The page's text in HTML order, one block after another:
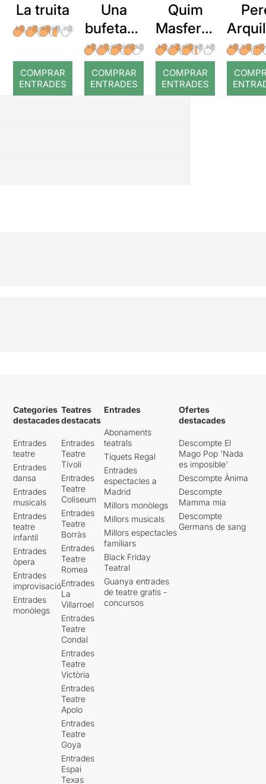
La truita
COMPRAR
ENTRADES
Una
bufetada
a temps
COMPRAR
ENTRADES
Quim
Masferre
r: Temps
COMPRAR
ENTRADES
:
Categories
destacades
Entrades
teatre
Entrades
dansa
Entrades
musicals
Entrades
teatre
infantil
Entrades
òpera
Entrades
improvisació
Entrades
monòlegs
Teatres
destacats
Entrades
Teatre
Tívoli
Entrades
Teatre
Coliseum
Entrades
Teatre
Borràs
Entrades
Teatre
Romea
Entrades
La
Villarroel
Entrades
Teatre
Condal
Entrades
Teatre
Victòria
Entrades
Teatre
Apolo
Entrades
Teatre
Goya
Entrades
Espai
Texas
Entrades
Abonaments
teatrals
Tiquets Regal
Entrades
espectacles a
Madrid
Millors monòlegs
Millors musicals
Millors espectacles
familiars
Black Friday
Teatral
Guanya entrades
de teatre gratis -
concursos
Ofertes
destacades
Descompte El
Mago Pop 'Nada
es imposible'
Descompte Ànima
Descompte
Mamma mia
Descompte
Germans de sang